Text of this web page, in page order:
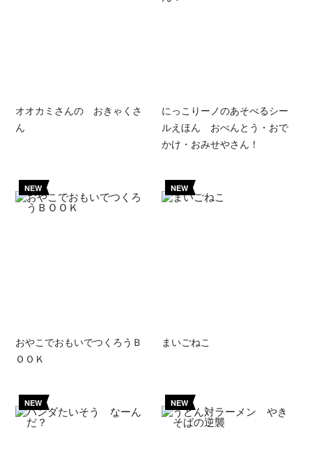
オオカミさんの おきゃくさ
ん
にっこりーノのあそべるシー
ルえほん おべんとう・おで
かけ・おみせやさん！
NEW
おやこでおもいでつくろうＢ
ＯＯＫ
NEW
まいごねこ
NEW NEW